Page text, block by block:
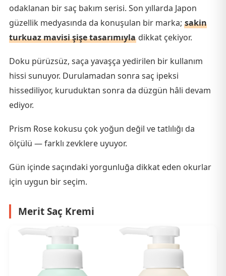
odaklanan bir saç bakım serisi. Son yıllarda Japon
güzellik medyasında da konuşulan bir marka; sakin
turkuaz mavisi şişe tasarımıyla dikkat çekiyor.
Doku pürüzsüz, saça yavaşça yedirilen bir kullanım
hissi sunuyor. Durulamadan sonra saç ipeksi
hissediliyor, kuruduktan sonra da düzgün hâli devam
ediyor.
Prism Rose kokusu çok yoğun değil ve tatlılığı da
ölçülü — farklı zevklere uyuyor.
Gün içinde saçındaki yorgunluğa dikkat eden okurlar
için uygun bir seçim.
Merit Saç Kremi